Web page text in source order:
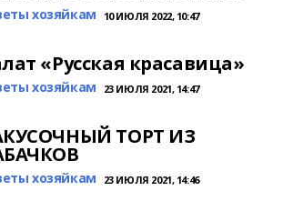
хозяйкам 10 ИЮЛЯ 2022, 10:47
«Pyccкая крacавица»
хозяйкам 23 ИЮЛЯ 2021, 14:47
ТОРТ ИЗ
хозяйкам 23 ИЮЛЯ 2021, 14:46